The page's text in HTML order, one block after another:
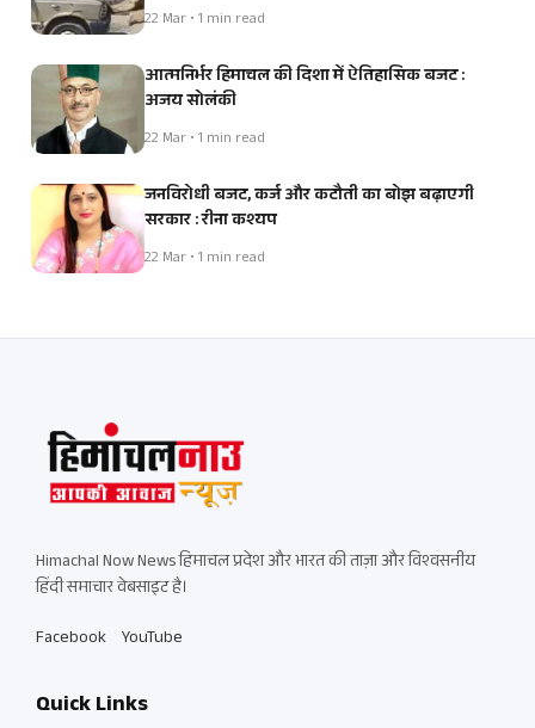
22 Mar • 1 min read
आत्मनिर्भर हिमाचल की दिशा में ऐतिहासिक बजट :
अजय सोलंकी
22 Mar • 1 min read
जनविरोधी बजट, कर्ज और कटौती का बोझ बढ़ाएगी
सरकार : रीना कश्यप
22 Mar • 1 min read
Himachal Now News हिमाचल प्रदेश और भारत की ताज़ा और विश्वसनीय
हिंदी समाचार वेबसाइट है।
Facebook YouTube
Quick Links